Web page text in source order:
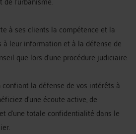
à ses clients la compétence et la
leur information et à la défense de
que lors d'une procédure judiciaire.
la défense de vos intérêts à
d'une écoute active, de
d'une totale confidentialité dans le